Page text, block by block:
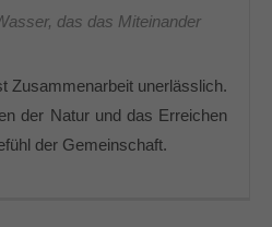
das das Miteinander
Zusammenarbeit unerlässlich.
der Natur und das Erreichen
der Gemeinschaft.